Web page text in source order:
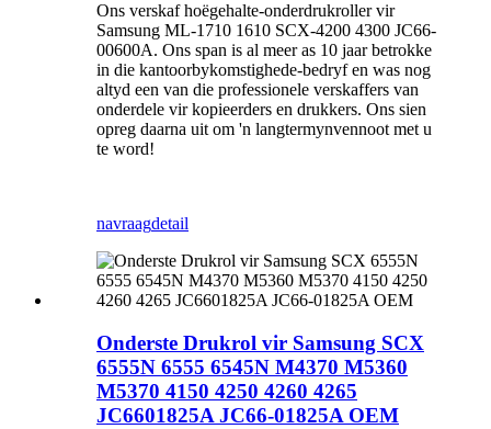
Ons verskaf hoëgehalte-onderdrukroller vir
Samsung ML-1710 1610 SCX-4200 4300 JC66-
00600A. Ons span is al meer as 10 jaar betrokke
in die kantoorbykomstighede-bedryf en was nog
altyd een van die professionele verskaffers van
onderdele vir kopieerders en drukkers. Ons sien
opreg daarna uit om 'n langtermynvennoot met u
te word!
navraagdetail
Onderste Drukrol vir Samsung SCX
6555N 6555 6545N M4370 M5360
M5370 4150 4250 4260 4265
JC6601825A JC66-01825A OEM